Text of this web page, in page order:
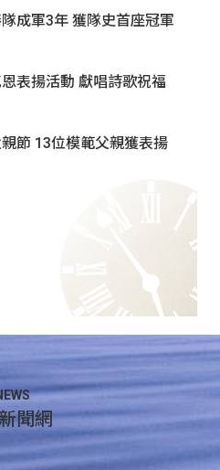
成軍3年 獲隊史首座冠軍
表揚活動 獻唱詩歌祝福
節 13位模範父親獲表揚
聞網